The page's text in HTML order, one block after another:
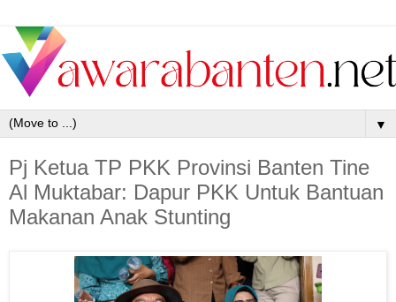
▼
Pj Ketua TP PKK Provinsi Banten Tine
Al Muktabar: Dapur PKK Untuk Bantuan
Makanan Anak Stunting